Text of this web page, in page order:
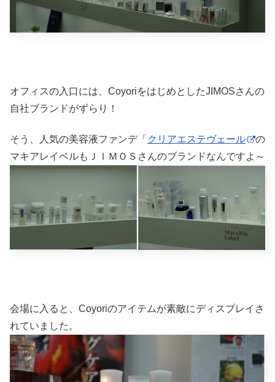
オフィスの入口には、CoyoriをはじめとしたJIMOSさんの
自社ブランドがずらり！
そう、人気の美容液ファンデ「 クリアエステヴェール
の
マキアレイベルもＪＩＭＯＳさんのブランドなんですよ～
会場に入ると、Coyoriのアイテムが素敵にディスプレイさ
れていました。